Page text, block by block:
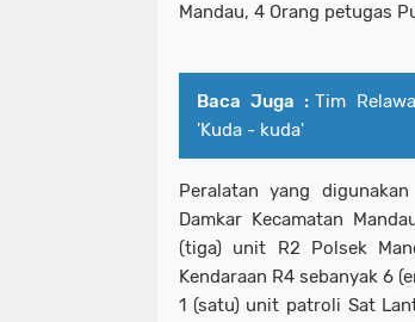
Mandau, 4 Orang petugas
Baca Juga : Tim
'Kuda - kuda'
Peralatan yang
Damkar Kecamatan
(tiga) unit R2 Polsek
Kendaraan R4 sebanyak 6
1 (satu) unit patroli Sat